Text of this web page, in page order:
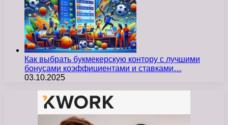
Как выбрать букмекерскую контору с лучшими
бонусами коэффициентами и ставками…
03.10.2025